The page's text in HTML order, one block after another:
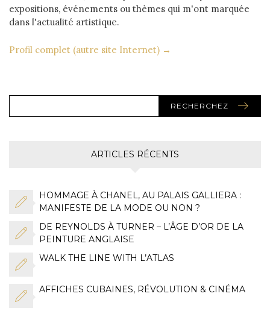
expositions, événements ou thèmes qui m'ont marquée
dans l'actualité artistique.
Profil complet (autre site Internet) →
RECHERCHEZ
ARTICLES RÉCENTS
HOMMAGE À CHANEL, AU PALAIS GALLIERA :
MANIFESTE DE LA MODE OU NON ?
DE REYNOLDS À TURNER – L’ÂGE D’OR DE LA
PEINTURE ANGLAISE
WALK THE LINE WITH L’ATLAS
AFFICHES CUBAINES, RÉVOLUTION & CINÉMA